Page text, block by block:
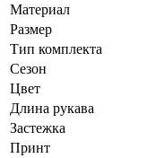
Материал
Размер
Тип комплекта
Сезон
Цвет
Длина рукава
Застежка
Принт